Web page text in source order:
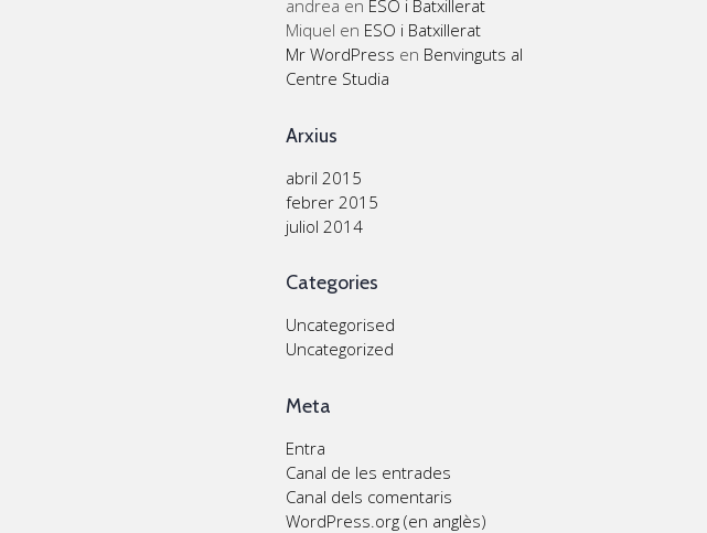
andrea en ESO i Batxillerat
Miquel en ESO i Batxillerat
Mr WordPress en Benvinguts al
Centre Studia
Arxius
abril 2015
febrer 2015
juliol 2014
Categories
Uncategorised
Uncategorized
Meta
Entra
Canal de les entrades
Canal dels comentaris
WordPress.org (en anglès)